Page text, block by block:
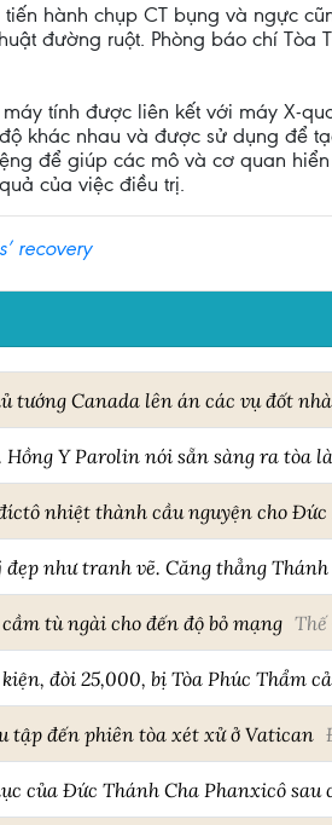
hành chụp CT bụng và ngực
đường ruột. Phòng báo chí Tòa
tính được liên kết với máy X-
khác nhau và được sử dụng để
để giúp các mô và cơ quan
của việc điều trị.
recovery
tướng Canada lên án các vụ đốt
Y Parolin nói sẵn sàng ra tòa
nhiệt thành cầu nguyện cho
như tranh vẽ. Căng thẳng
tù ngài cho đến độ bỏ mạng
đòi 25,000, bị Tòa Phúc Thẩm
tập đến phiên tòa xét xử ở Vatican
của Đức Thánh Cha Phanxicô sau